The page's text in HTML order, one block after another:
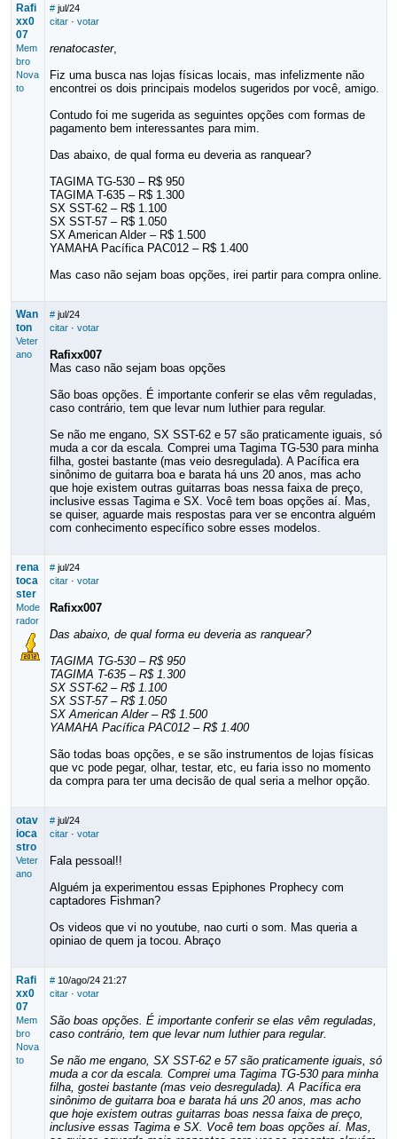
Rafi
xx0
07
Mem
bro
Nova
to
# jul/24
citar· votar
renatocaster,
Fiz uma busca nas lojas físicas locais, mas infelizmente não
encontrei os dois principais modelos sugeridos por você, amigo.
Contudo foi me sugerida as seguintes opções com formas de
pagamento bem interessantes para mim.
Das abaixo, de qual forma eu deveria as ranquear?
TAGIMA TG-530 – R$ 950
TAGIMA T-635 – R$ 1.300
SX SST-62 – R$ 1.100
SX SST-57 – R$ 1.050
SX American Alder – R$ 1.500
YAMAHA Pacífica PAC012 – R$ 1.400
Mas caso não sejam boas opções, irei partir para compra online.
Wan
ton
Veter
ano
# jul/24
citar· votar
Rafixx007
Mas caso não sejam boas opções
São boas opções. É importante conferir se elas vêm reguladas,
caso contrário, tem que levar num luthier para regular.
Se não me engano, SX SST-62 e 57 são praticamente iguais, só
muda a cor da escala. Comprei uma Tagima TG-530 para minha
filha, gostei bastante (mas veio desregulada). A Pacífica era
sinônimo de guitarra boa e barata há uns 20 anos, mas acho
que hoje existem outras guitarras boas nessa faixa de preço,
inclusive essas Tagima e SX. Você tem boas opções aí. Mas,
se quiser, aguarde mais respostas para ver se encontra alguém
com conhecimento específico sobre esses modelos.
rena
toca
ster
Mode
rador
# jul/24
citar· votar
Rafixx007
Das abaixo, de qual forma eu deveria as ranquear?
TAGIMA TG-530 – R$ 950
TAGIMA T-635 – R$ 1.300
SX SST-62 – R$ 1.100
SX SST-57 – R$ 1.050
SX American Alder – R$ 1.500
YAMAHA Pacífica PAC012 – R$ 1.400
São todas boas opções, e se são instrumentos de lojas físicas
que vc pode pegar, olhar, testar, etc, eu faria isso no momento
da compra para ter uma decisão de qual seria a melhor opção.
otav
ioca
stro
Veter
ano
# jul/24
citar· votar
Fala pessoal!!
Alguém ja experimentou essas Epiphones Prophecy com
captadores Fishman?
Os videos que vi no youtube, nao curti o som. Mas queria a
opiniao de quem ja tocou. Abraço
Rafi
xx0
07
Mem
bro
Nova
to
# 10/ago/24 21:27
citar· votar
São boas opções. É importante conferir se elas vêm reguladas,
caso contrário, tem que levar num luthier para regular.
Se não me engano, SX SST-62 e 57 são praticamente iguais, só
muda a cor da escala. Comprei uma Tagima TG-530 para minha
filha, gostei bastante (mas veio desregulada). A Pacífica era
sinônimo de guitarra boa e barata há uns 20 anos, mas acho
que hoje existem outras guitarras boas nessa faixa de preço,
inclusive essas Tagima e SX. Você tem boas opções aí. Mas,